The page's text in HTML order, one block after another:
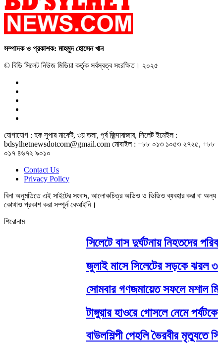
সম্পাদক ও প্রকাশক: মাহমুদ হোসেন খান
© বিডি সিলেট নিউজ মিডিয়া কর্তৃক সর্বস্বত্ব সংরক্ষিত। ২০২৫
যোগাযোগ : হক সুপার মার্কেট, ৩য় তলা, পূর্ব জিন্দাবাজার, সিলেট ইমেইল :
bdsylhetnewsdotcom@gmail.com মোবাইল : +৮৮ ০১৩ ১০৫৩ ২৭২৫, +৮৮
০১৭ ৪৬৭২ ৯০১০
Contact Us
Privacy Policy
বিনা অনুমতিতে এই সাইটের সংবাদ, আলোকচিত্র অডিও ও ভিডিও ব্যবহার করা বা অন্য
কোথাও প্রকাশ করা সম্পুর্ন বেআইনি।
শিরোনাম
সিলেটে বাস দুর্ঘটনায় নিহতদের
জুলাই মাসে সিলেটের সড়কে ঝরল ৩১
সোমবার গণজমায়েত সফলে মশাল
টাঙ্গুয়ার হাওরে গোসলে নেমে
বাউলশিল্পী পেহলি ভৈরবীর মৃত্যুতে